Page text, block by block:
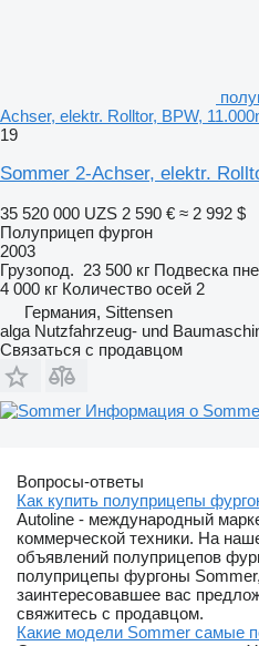
Achser, elektr. Rolltor, BPW,
19
Sommer 2-Achser, elektr.
35 520 000 UZS 2 590 € ≈ 2 992 $
Полуприцеп фургон
2003
Грузопод. 23 500 кг Подвеска
4 000 кг Количество осей 2
Германия, Sittensen
alga Nutzfahrzeug- und
Связаться с продавцом
Информация о
Вопросы-ответы
Как купить полуприцепы
Autoline - международный
коммерческой техники. На
объявлений полуприцепов
полуприцепы фургоны
заинтересовавшее вас
свяжитесь с продавцом.
Какие модели Sommer самые